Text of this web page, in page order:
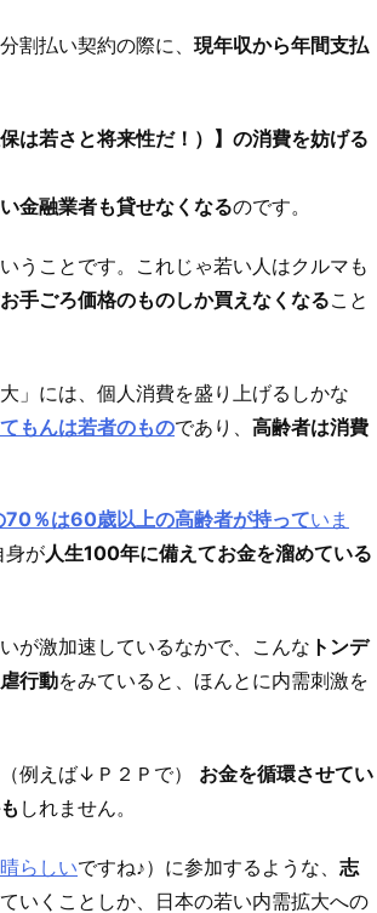
割払い契約の際に、 現年収から年間支払
は若さと将来性だ！）】の消費を妨げる
金融業者も貸せなくなるのです。
うことです。これじゃ若い人はクルマも
お手ごろ価格のものしか買えなくなること
」には、個人消費を盛り上げるしかな
もんは若者のものであり、 高齢者は消費
70％は60歳以上の高齢者が持っていま
身が人生100年に備えてお金を溜めている
が激加速しているなかで、こんな トンデ
行動をみていると、ほんとに内需刺激を
例えば↓Ｐ２Ｐで） お金を循環させてい
しれません。
らしいですね♪）に参加するような、 志
いくことしか、日本の若い内需拡大への